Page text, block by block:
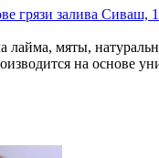
грязи залива Сиваш,
мяты,
на основе